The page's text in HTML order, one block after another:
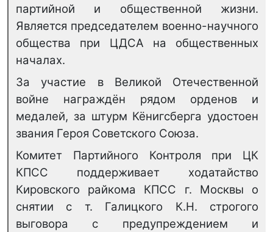
партийной и общественной жизни.
Является председателем военно-научного
общества при ЦДСА на общественных
началах.
За участие в Великой Отечественной
войне награждён рядом орденов и
медалей, за штурм Кёнигсберга удостоен
звания Героя Советского Союза.
Комитет Партийного Контроля при ЦК
КПСС поддерживает ходатайство
Кировского райкома КПСС г. Москвы о
снятии с т. Галицкого К.Н. строгого
выговора с предупреждением и